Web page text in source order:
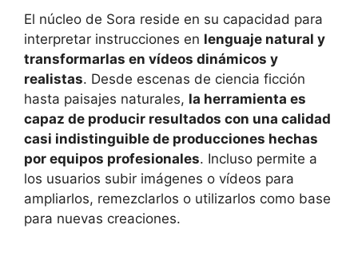
El núcleo de Sora reside en su capacidad para
interpretar instrucciones en lenguaje natural y
transformarlas en vídeos dinámicos y
realistas. Desde escenas de ciencia ficción
hasta paisajes naturales, la herramienta es
capaz de producir resultados con una calidad
casi indistinguible de producciones hechas
por equipos profesionales. Incluso permite a
los usuarios subir imágenes o vídeos para
ampliarlos, remezclarlos o utilizarlos como base
para nuevas creaciones.